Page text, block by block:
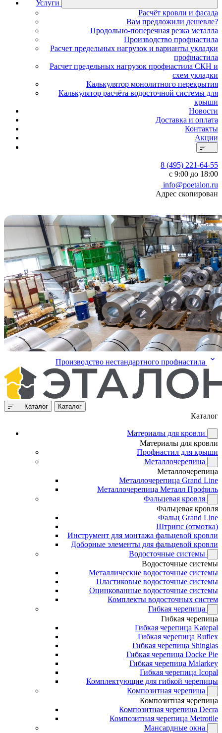
Услуги
Расчёт кровли и фасада
Вам предложили дешевле?
Продольно-поперечная резка металла
Производство профнастила
Расчет предельных нагрузок и варианты укладки
профнастила
Расчет предельных нагрузок профнастила СКН и
схем укладки
Калькулятор монолитного перекрытия
Калькулятор расчёта водосточной системы для
крыши
Новости
Доставка и оплата
Контакты
Акции
8 (495) 221-64-55
с 9:00 до 18:00
info@poetalon.ru
Адрес скопирован
Производство нестандартного профнастила
Каталог Каталог
Каталог
Материалы для кровли
Материалы для кровли
Профнастил для крыши
Металлочерепица
Металлочерепица
Металлочерепица Grand Line
Металлочерепица Металл Профиль
Фальцевая кровля
Фальцевая кровля
Фальц Grand Line
Штрипс (отмотка)
Инструмент для монтажа фальцевой кровли
Доборные элементы для фальцевой кровли
Водосточные системы
Водосточные системы
Металлические водосточные системы
Пластиковые водосточные системы
Оцинкованные водосточные системы
Комплекты водосточных систем
Гибкая черепица
Гибкая черепица
Гибкая черепица Katepal
Гибкая черепица Ruflex
Гибкая черепица Shinglas
Гибкая черепица Docke Pie
Гибкая черепица Malarkey
Гибкая черепица Icopal
Комплектующие для гибкой черепицы
Композитная черепица
Композитная черепица
Композитная черепица Decra
Композитная черепица Metrotile
Мансардные окна